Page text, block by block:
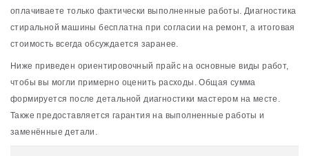
оплачиваете только фактически выполненные работы. Диагностика
стиральной машины бесплатна при согласии на ремонт, а итоговая
стоимость всегда обсуждается заранее.
Ниже приведен ориентировочный прайс на основные виды работ,
чтобы вы могли примерно оценить расходы. Общая сумма
формируется после детальной диагностики мастером на месте.
Также предоставляется гарантия на выполненные работы и
заменённые детали.